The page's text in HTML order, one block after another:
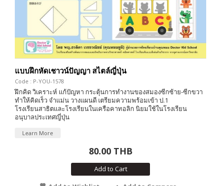
แบบฝึกหัดเชาวน์ปัญญา สไตล์ญี่ปุ่น
Code : P-YOU-1578
ฝึกคิด วิเคราะห์ แก้ปัญหา กระตุ้นการทำงานของสมองซีกซ้าย-ซีกขวา
ทำให้คิดเร็ว จำแม่น วางแผนดี เตรียมความพร้อมเข้า ป.1
โรงเรียนสาธิตและโรงเรียนในเครือคาทอลิก นิยมใช้ในโรงเรียน
อนุบาลประเทศญี่ปุ่น
Learn More
80.00 THB
Add to Cart